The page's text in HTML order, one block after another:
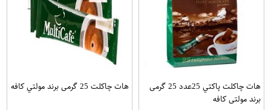
هات چاکلت پاکتي 25عدد 25 گرمی
برند مولتي کافه
هات چاکلت 25 گرمی برند مولتي کافه